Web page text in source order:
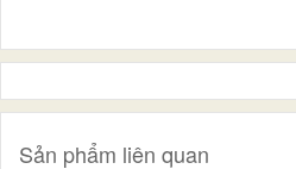
Sản phẩm liên quan